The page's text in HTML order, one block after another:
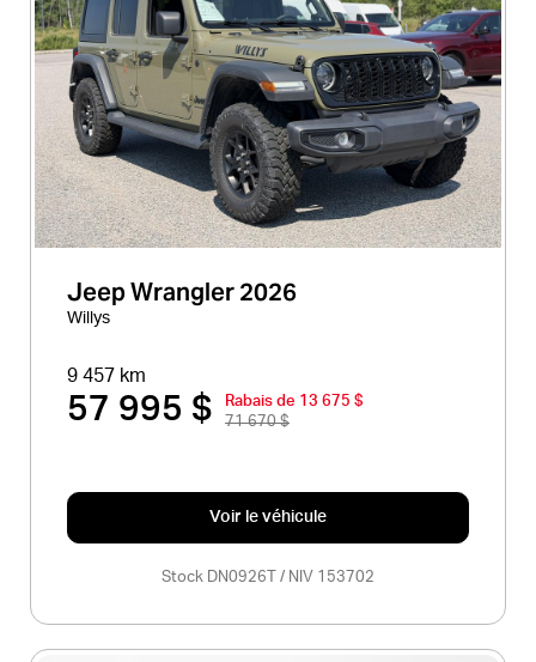
Jeep Wrangler 2026
Willys
9 457 km
57 995 $
Rabais de 13 675 $
71 670 $
Voir le véhicule
Stock DN0926T / NIV 153702